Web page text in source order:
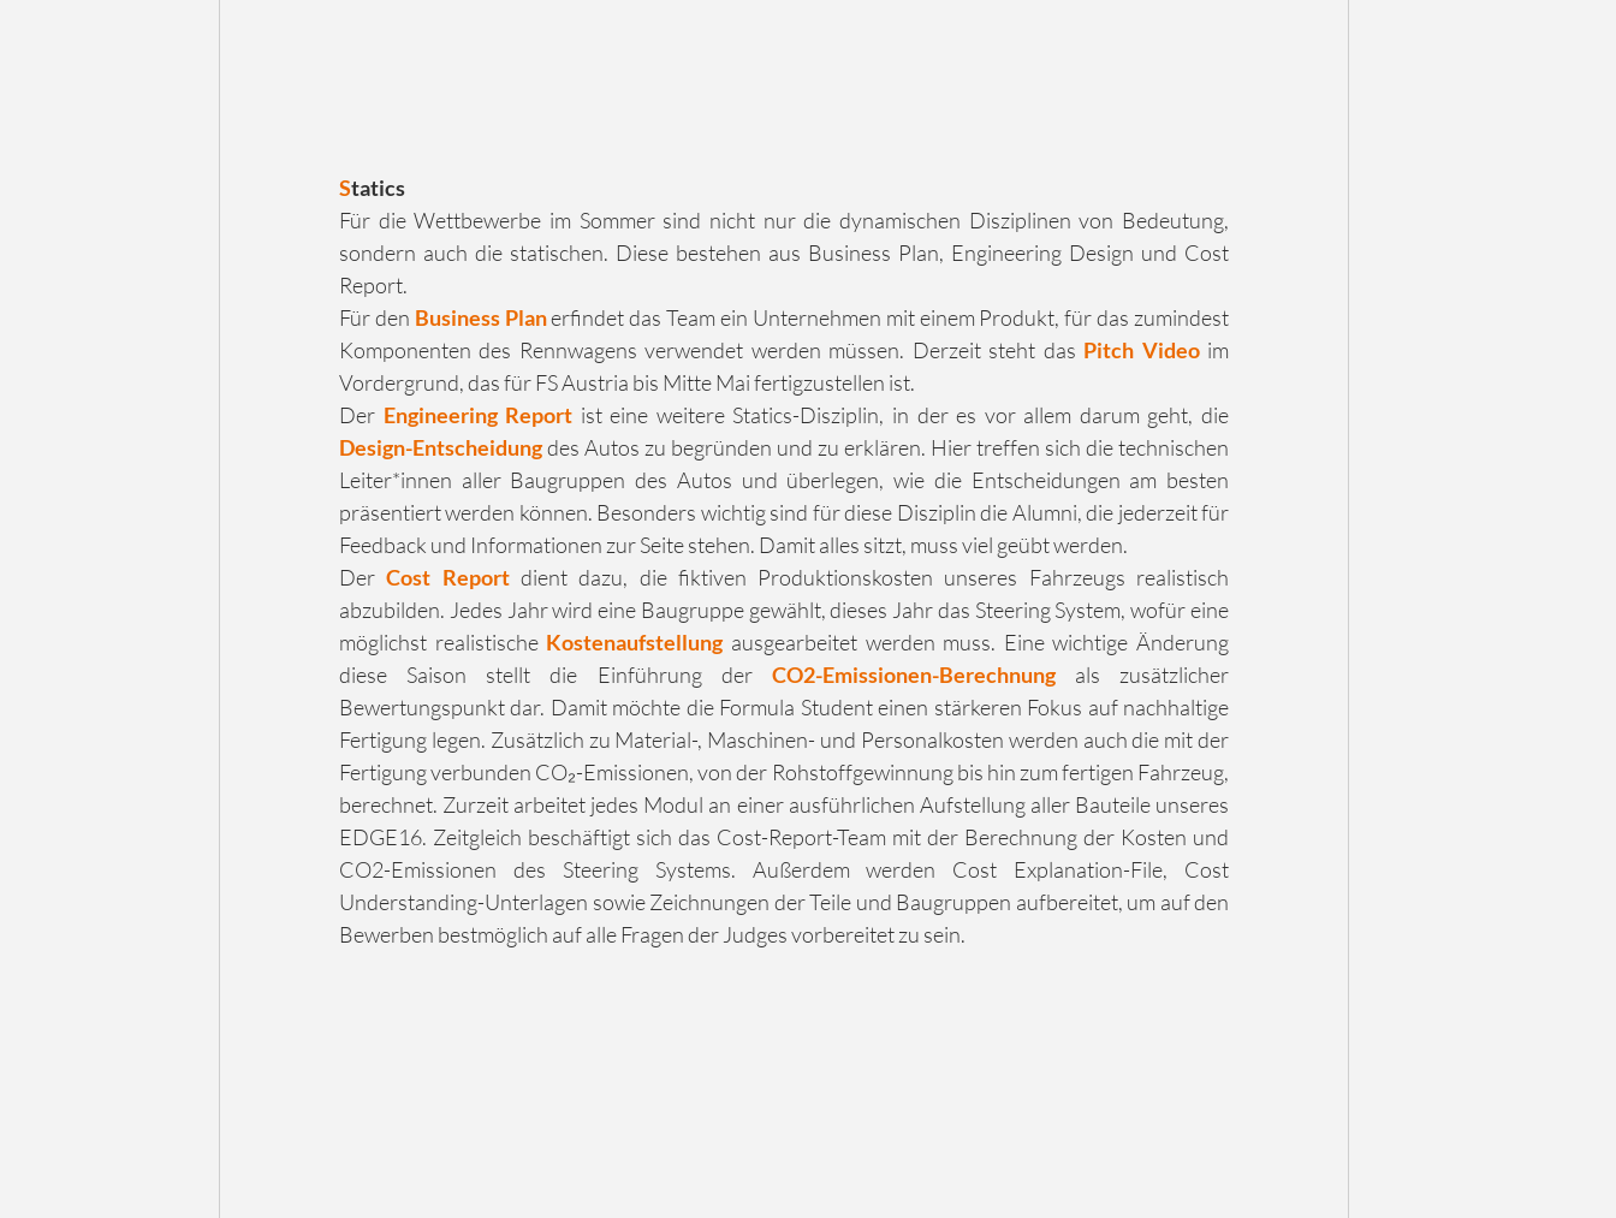
Statics
Für die Wettbewerbe im Sommer sind nicht nur die dynamischen Disziplinen von Bedeutung,
sondern auch die statischen. Diese bestehen aus Business Plan, Engineering Design und Cost
Report.
Für den Business Plan erfindet das Team ein Unternehmen mit einem Produkt, für das zumindest
Komponenten des Rennwagens verwendet werden müssen. Derzeit steht das Pitch Video im
Vordergrund, das für FS Austria bis Mitte Mai fertigzustellen ist.
Der Engineering Report
Design-Entscheidung des Autos zu begründen und zu erklären. Hier treffen sich die technischen
Leiter*innen aller Baugruppen des Autos und überlegen, wie die Entscheidungen am besten
präsentiert werden können. Besonders wichtig sind für diese Disziplin die Alumni, die jederzeit für
Feedback und Informationen zur Seite stehen. Damit alles sitzt, muss viel geübt werden.
Der Cost Report dient dazu, die fiktiven Produktionskosten unseres Fahrzeugs realistisch
abzubilden. Jedes Jahr wird eine Baugruppe gewählt, dieses Jahr das Steering System, wofür eine
möglichst realistische Kostenaufstellung ausgearbeitet werden muss. Eine wichtige Änderung
diese Saison stellt die Einführung der CO2-Emissionen-Berechnung als zusätzlicher
Bewertungspunkt dar. Damit möchte die Formula Student einen stärkeren Fokus auf nachhaltige
Fertigung legen. Zusätzlich zu Material-, Maschinen- und Personalkosten werden auch die mit der
Fertigung verbunden CO₂-Emissionen, von der Rohstoffgewinnung bis hin zum fertigen Fahrzeug,
berechnet. Zurzeit arbeitet jedes Modul an einer ausführlichen Aufstellung aller Bauteile unseres
EDGE16. Zeitgleich beschäftigt sich das Cost-Report-Team mit der Berechnung der Kosten und
CO2-Emissionen des Steering Systems. Außerdem werden Cost Explanation-File, Cost
Understanding-Unterlagen sowie Zeichnungen der Teile und Baugruppen aufbereitet, um auf den
Bewerben bestmöglich auf alle Fragen der Judges vorbereitet zu sein.